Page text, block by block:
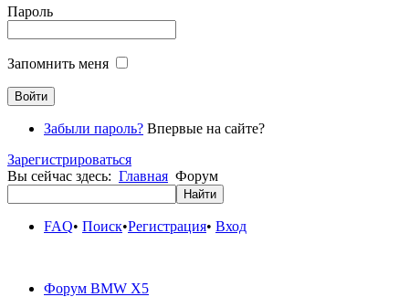
Пароль
Запомнить меня
Забыли пароль? Впервые на сайте?
Зарегистрироваться
Вы сейчас здесь: Главная Форум
FAQ• Поиск•Регистрация• Вход
Форум BMW X5